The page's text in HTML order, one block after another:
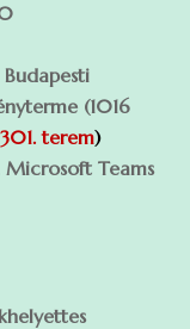
Budapesti
(1016
terem)
Microsoft Teams